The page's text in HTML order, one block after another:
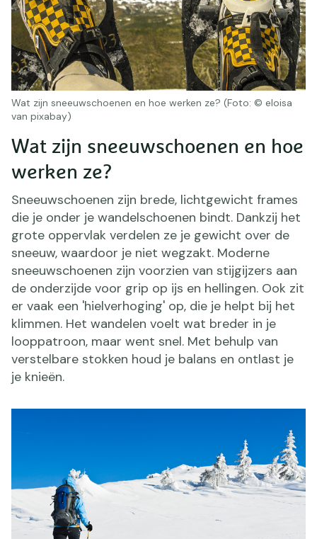
Wat zijn sneeuwschoenen en hoe
werken ze?
Sneeuwschoenen zijn brede, lichtgewicht frames
die je onder je wandelschoenen bindt. Dankzij het
grote oppervlak verdelen ze je gewicht over de
sneeuw, waardoor je niet wegzakt. Moderne
sneeuwschoenen zijn voorzien van stijgijzers aan
de onderzijde voor grip op ijs en hellingen. Ook zit
er vaak een 'hielverhoging' op, die je helpt bij het
klimmen. Het wandelen voelt wat breder in je
looppatroon, maar went snel. Met behulp van
verstelbare stokken houd je balans en ontlast je
je knieën.
Wat zijn sneeuwschoenen en hoe werken ze? (Foto: © eloisa
van pixabay)